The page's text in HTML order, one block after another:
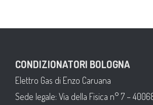
CONDIZIONATORI BOLOGNA
Elettro Gas di Enzo Caruana
Sede legale: Via della Fisica n° 7 –